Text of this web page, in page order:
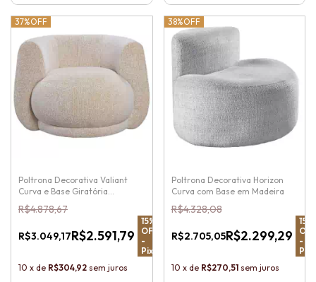
37%OFF
Poltrona Decorativa Valiant
Curva e Base Giratória
Revestida
R$4.878,67
R$3.049,17R$2.591,79
15%
OFF
-
Pix
10 x de R$304,92 sem juros
38%OFF
Poltrona Decorativa Horizon
Curva com Base em Madeira
R$4.328,08
R$2.705,05R$2.299,29
15
OFF
-
Pix
10 x de R$270,51 sem juros